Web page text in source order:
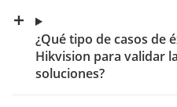
¿Qué tipo de casos de
Hikvision para validar
soluciones?